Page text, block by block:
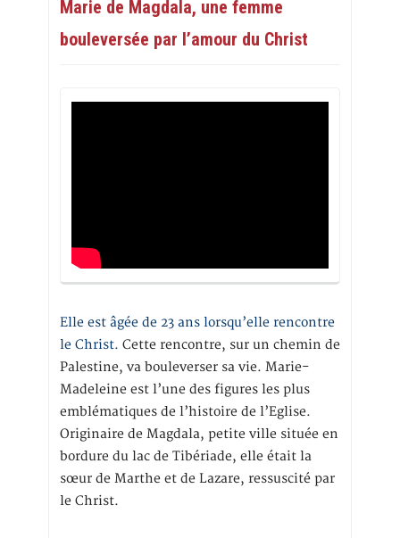
Marie de Magdala, une femme
bouleversée par l’amour du Christ
Elle est âgée de 23 ans lorsqu’elle rencontre
le Christ. Cette rencontre, sur un chemin de
Palestine, va bouleverser sa vie. Marie-
Madeleine est l’une des figures les plus
emblématiques de l’histoire de l’Eglise.
Originaire de Magdala, petite ville située en
bordure du lac de Tibériade, elle était la
sœur de Marthe et de Lazare, ressuscité par
le Christ.